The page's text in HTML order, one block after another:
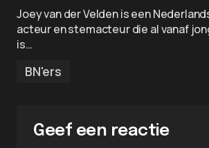
Joey van der Velden is een
acteur en stemacteur die al vanaf
is…
BN'ers
Geef een reactie